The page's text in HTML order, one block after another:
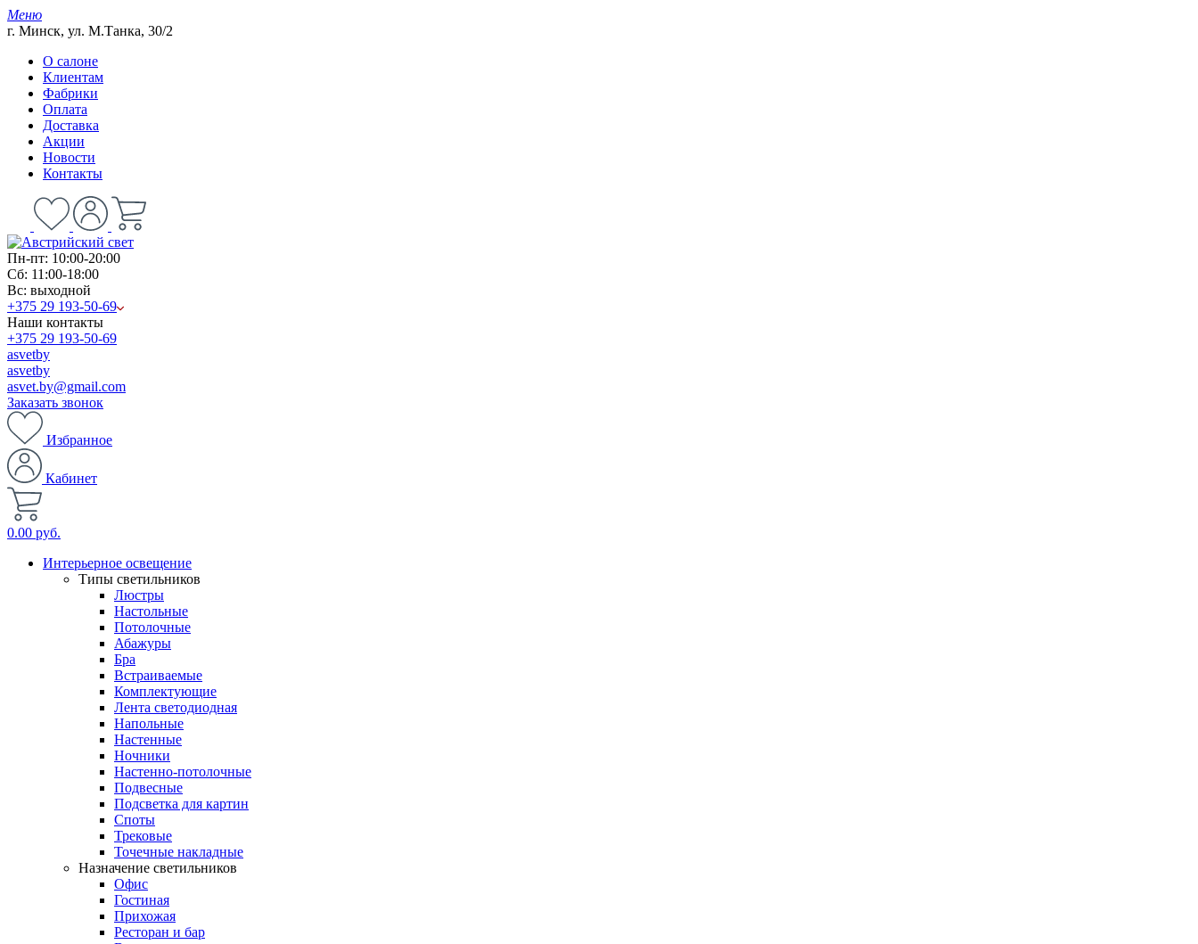
Меню
г. Минск, ул. М.Танка, 30/2
О салоне
Клиентам
Фабрики
Оплата
Доставка
Акции
Новости
Контакты
Пн-пт: 10:00-20:00
Сб: 11:00-18:00
Вс: выходной
+375 29 193-50-69
Наши контакты
+375 29 193-50-69
asvetby
asvetby
asvet.by@gmail.com
Заказать звонок
Избранное
Кабинет
0.00 руб.
Интерьерное освещение
Типы светильников
Люстры
Настольные
Потолочные
Абажуры
Бра
Встраиваемые
Комплектующие
Лента светодиодная
Напольные
Настенные
Ночники
Настенно-потолочные
Подвесные
Подсветка для картин
Споты
Трековые
Точечные накладные
Назначение светильников
Офис
Гостиная
Прихожая
Ресторан и бар